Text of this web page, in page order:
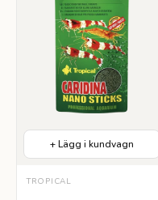
+ Lägg i kundvagn
TROPICAL